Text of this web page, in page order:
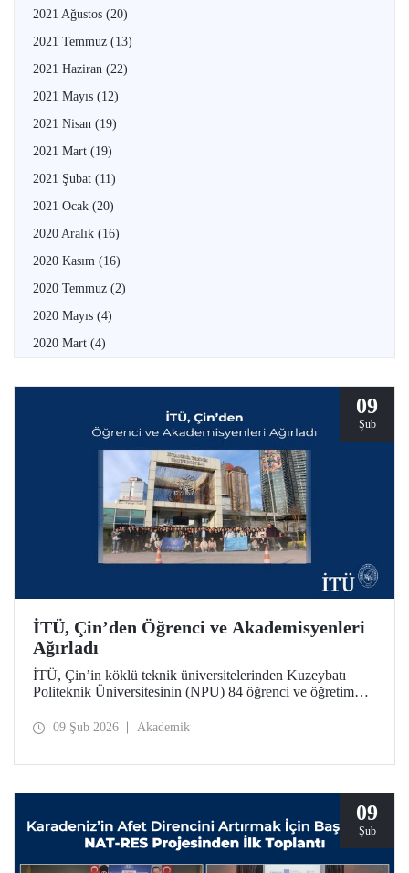
2021 Ağustos (20)
2021 Temmuz (13)
2021 Haziran (22)
2021 Mayıs (12)
2021 Nisan (19)
2021 Mart (19)
2021 Şubat (11)
2021 Ocak (20)
2020 Aralık (16)
2020 Kasım (16)
2020 Temmuz (2)
2020 Mayıs (4)
2020 Mart (4)
09
Şub
İTÜ, Çin’den Öğrenci ve Akademisyenleri
Ağırladı
İTÜ, Çin’in köklü teknik üniversitelerinden Kuzeybatı
Politeknik Üniversitesinin (NPU) 84 öğrenci ve öğretim
arasındaki akademik iş birliği olanakları değerlendirildi.
09 Şub 2026 Akademik
09
Şub